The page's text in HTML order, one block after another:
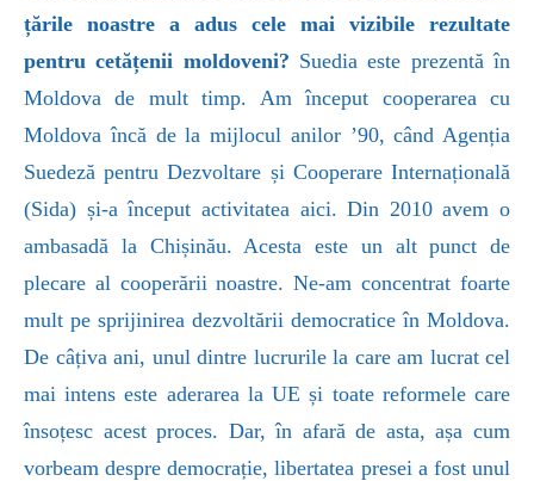
țările noastre a adus cele mai vizibile rezultate
pentru cetățenii moldoveni? Suedia este prezentă în
Moldova de mult timp. Am început cooperarea cu
Moldova încă de la mijlocul anilor ’90, când Agenția
Suedeză pentru Dezvoltare și Cooperare Internațională
(Sida) și-a început activitatea aici. Din 2010 avem o
ambasadă la Chișinău. Acesta este un alt punct de
plecare al cooperării noastre. Ne-am concentrat foarte
mult pe sprijinirea dezvoltării democratice în Moldova.
De câțiva ani, unul dintre lucrurile la care am lucrat cel
mai intens este aderarea la UE și toate reformele care
însoțesc acest proces. Dar, în afară de asta, așa cum
vorbeam despre democrație, libertatea presei a fost unul